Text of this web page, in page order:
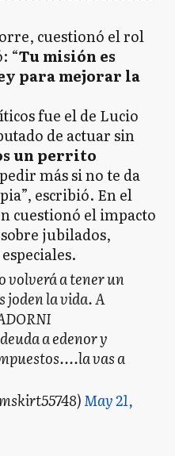
cuestionó el rol
“Tu misión es
para mejorar la
fue el de Lucio
de actuar sin
un perrito
más si no te da
escribió. En el
cuestionó el impacto
jubilados,
volverá a tener un
joden la vida. A
a edenor y
vas a
May 21,